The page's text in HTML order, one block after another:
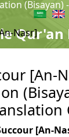
Qur'an
(Bisayan)
Nasr]
[An-
[An-